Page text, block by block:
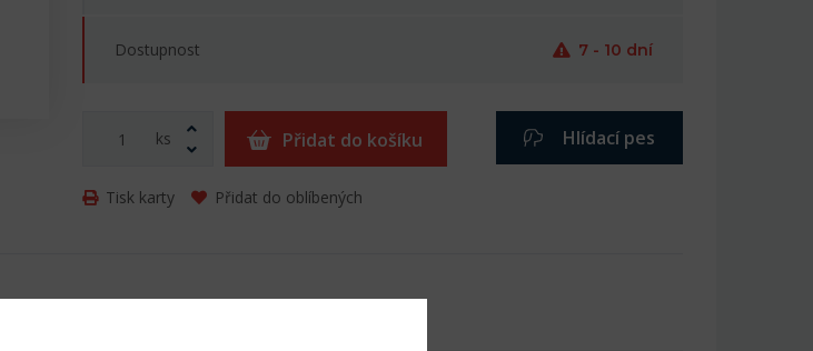
Dostupnost 7 - 10 dní
ks Přidat do košíku Hlídací pes
Tisk karty Přidat do oblíbených
Parametry